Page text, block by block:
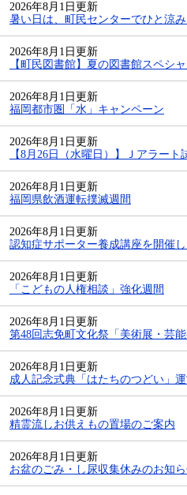
2026年8月1日更新
暑い日は、町民センターでひと涼
2026年8月1日更新
【町民図書館】夏の図書館スペシ
2026年8月1日更新
福岡都市圏「水」キャンペーン
2026年8月1日更新
【8月26日（水曜日）】Ｊアラート
2026年8月1日更新
福岡県飲酒運転撲滅週間
2026年8月1日更新
認知症サポーター養成講座を開催し
2026年8月1日更新
「こどもの人権相談」強化週間
2026年8月1日更新
第48回志免町文化祭「美術展・芸
2026年8月1日更新
成人記念式典「はたちのつどい」
2026年8月1日更新
精霊流しお供えもの置場のご案内
2026年8月1日更新
お盆のごみ・し尿収集休みのお知